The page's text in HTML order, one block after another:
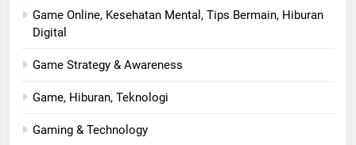
Game Online, Kesehatan Mental, Tips Bermain, Hiburan
Digital
Game Strategy & Awareness
Game, Hiburan, Teknologi
Gaming & Technology